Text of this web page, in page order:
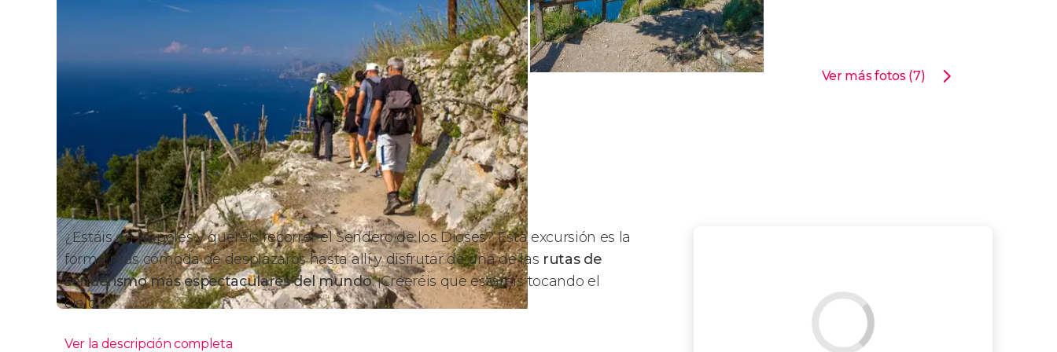
Ver más fotos (7)
¿Estáis en Nápoles y queréis recorrer el Sendero de los Dioses? Esta excursión es la
forma más cómoda de desplazaros hasta allí y disfrutar de una de las rutas de
senderismo más espectaculares del mundo. ¡Creeréis que estaréis tocando el
cielo!
Ver la descripción completa